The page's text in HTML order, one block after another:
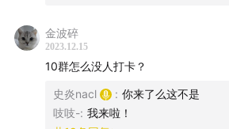
金波碎
2023.12.15
10群怎么没人打卡？
史炎nacl : 你来了么这不是
吱吱-: 我来啦！